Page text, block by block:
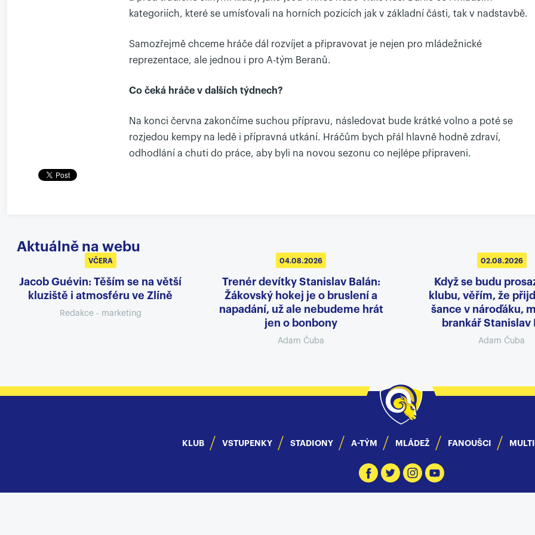
kategoriích, které se umísťovali na horních pozicích jak v základní části, tak v nadstavbě.
Samozřejmě chceme hráče dál rozvíjet a připravovat je nejen pro mládežnické
reprezentace, ale jednou i pro A-tým Beranů.
Co čeká hráče v dalších týdnech?
Na konci června zakončíme suchou přípravu, následovat bude krátké volno a poté se
rozjedou kempy na ledě i přípravná utkání. Hráčům bych přál hlavně hodně zdraví,
odhodlání a chuti do práce, aby byli na novou sezonu co nejlépe připraveni.
Aktuálně na webu
VČERA
Jacob Guévin: Těším se na větší
kluziště i atmosféru ve Zlíně
Redakce - marketing
04.08.2026
Trenér devítky Stanislav Balán:
Žákovský hokej je o bruslení a
napadání, už ale nebudeme hrát
jen o bonbony
Adam Čuba
02.08.2026
Když se budu
klubu, věřím, že
šance v nároďáku,
brankář Stanislav
Adam Čuba
KLUB VSTUPENKY STADIONY A-TÝM MLÁDEŽ FANOUŠCI